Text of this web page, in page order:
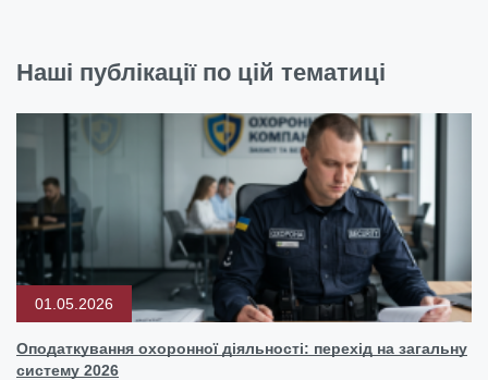
Наші публікації по цій тематиці
01.05.2026
Оподаткування охоронної діяльності: перехід на загальну
систему 2026